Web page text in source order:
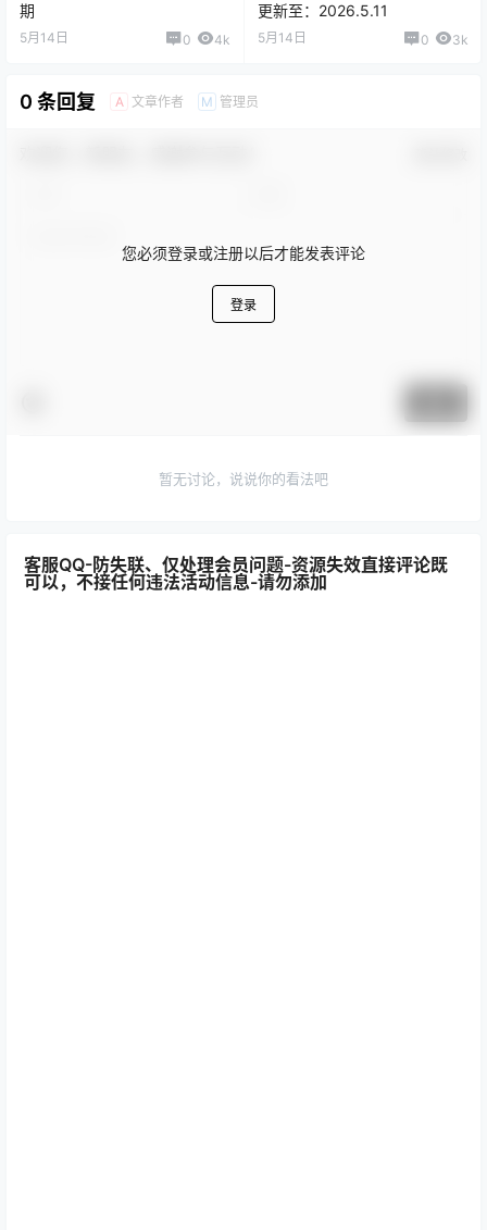
期
5月14日 0 4k
更新至：2026.5.11
5月14日 0 3k
0 条回复 A 文章作者 M 管理员
您必须登录或注册以后才能发表评论
登录
暂无讨论，说说你的看法吧
客服QQ-防失联、仅处理会员问题-资源失效直接评论既
可以，不接任何违法活动信息-请勿添加